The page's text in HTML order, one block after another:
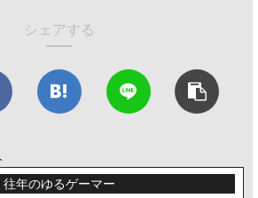
シェアする
往年のゆるゲーマー